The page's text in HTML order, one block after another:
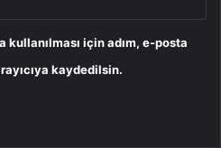
kullanılması için adım, e-posta
kaydedilsin.